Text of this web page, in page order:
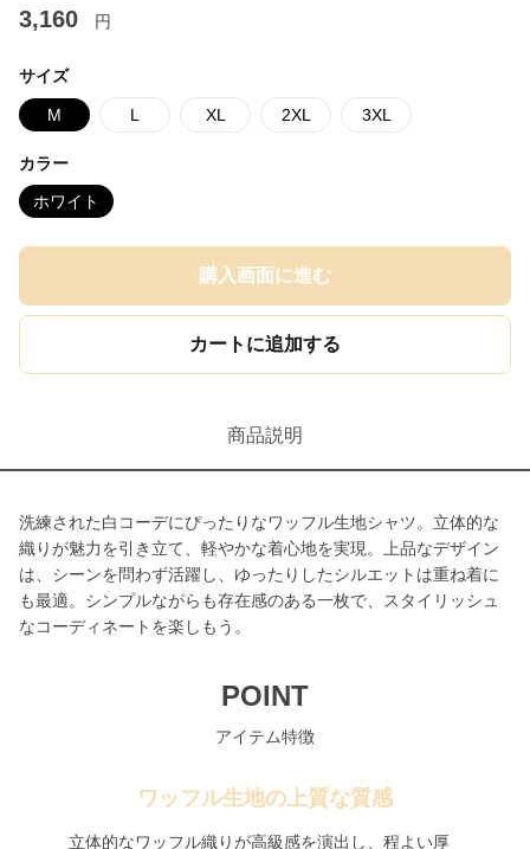
3,160 円
サイズ
M L XL 2XL 3XL
カラー
ホワイト
購入画面に進む
カートに追加する
商品説明
洗練された白コーデにぴったりなワッフル生地シャツ。立体的な
織りが魅力を引き立て、軽やかな着心地を実現。上品なデザイン
は、シーンを問わず活躍し、ゆったりしたシルエットは重ね着に
も最適。シンプルながらも存在感のある一枚で、スタイリッシュ
なコーディネートを楽しもう。
POINT
アイテム特徴
ワッフル生地の上質な質感
立体的なワッフル織りが高級感を演出し、程よい厚